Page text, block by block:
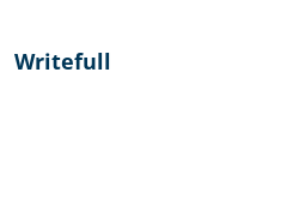
Writefull